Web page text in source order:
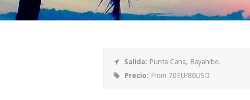
Salida: Punta Cana, Bayahibe.
Precio: From 70EU/80USD